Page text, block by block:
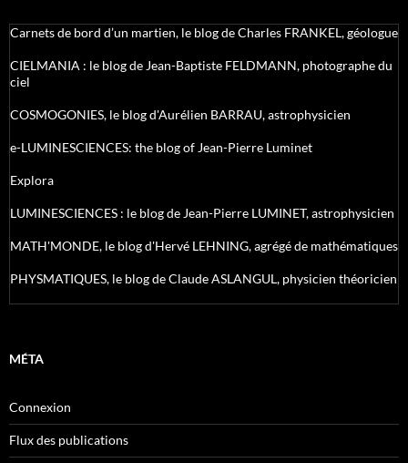
Carnets de bord d’un martien, le blog de Charles FRANKEL, géologue
CIELMANIA : le blog de Jean-Baptiste FELDMANN, photographe du
ciel
COSMOGONIES, le blog d'Aurélien BARRAU, astrophysicien
e-LUMINESCIENCES: the blog of Jean-Pierre Luminet
Explora
LUMINESCIENCES : le blog de Jean-Pierre LUMINET, astrophysicien
MATH'MONDE, le blog d'Hervé LEHNING, agrégé de mathématiques
PHYSMATIQUES, le blog de Claude ASLANGUL, physicien théoricien
MÉTA
Connexion
Flux des publications